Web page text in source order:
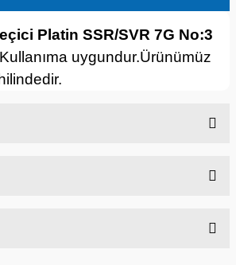
Platin SSR/SVR 7G No:3
uygundur.Ürünümüz